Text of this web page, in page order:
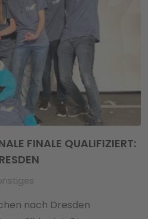
FINALE QUALIFIZIERT:
nach Dresden